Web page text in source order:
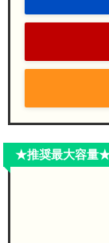
★推奨最大容量